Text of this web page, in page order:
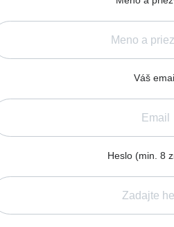
Váš
Heslo (min. 8